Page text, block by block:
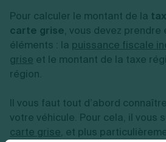
Pour calculer le montant de la
carte grise, vous devez prendre
éléments : la puissance fiscale
grise et le montant de la taxe
région.
Il vous faut tout d’abord
votre véhicule. Pour cela, il vous
carte grise, et plus